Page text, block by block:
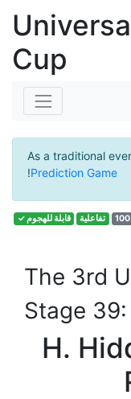
Cup
As a traditional
Prediction Game
!
تفاعلية قابلة للهجوم ✓
The 3rd
Stage
H.